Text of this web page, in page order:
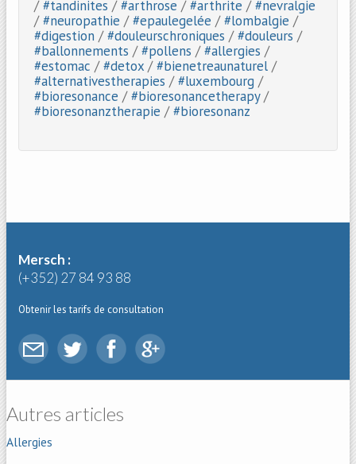
/#tandinites /#arthrose /#arthrite /#nevralgie
/#neuropathie /#epaulegelée /#lombalgie /
#digestion /#douleurschroniques /#douleurs /
#ballonnements /#pollens /#allergies /
#estomac /#detox /#bienetreaunaturel /
#alternativestherapies /#luxembourg /
#bioresonance /#bioresonancetherapy/
#bioresonanztherapie /#bioresonanz
Mersch :
(+352) 27 84 93 88
Obtenir les tarifs de consultation
Autres articles
Allergies